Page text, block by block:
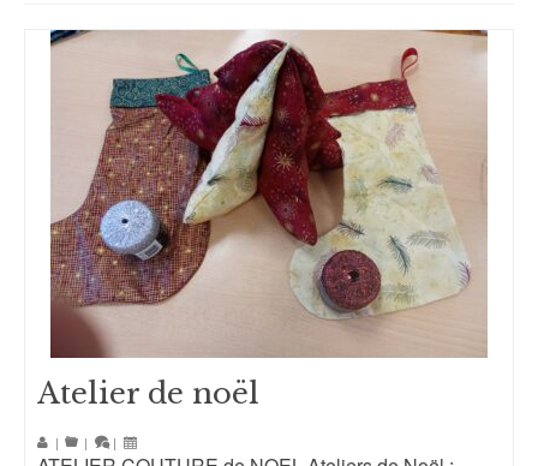
Atelier de noël
| | |